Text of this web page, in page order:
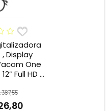
Display
One
Full HD +
,